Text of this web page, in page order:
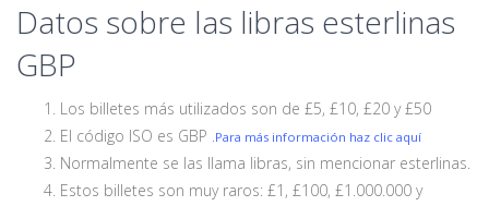
Datos sobre las libras esterlinas
GBP
Los billetes más utilizados son de £5, £10, £20 y £50
El código ISO es GBP .Para más información haz clic aquí
Normalmente se las llama libras, sin mencionar esterlinas.
Estos billetes son muy raros: £1, £100, £1.000.000 y